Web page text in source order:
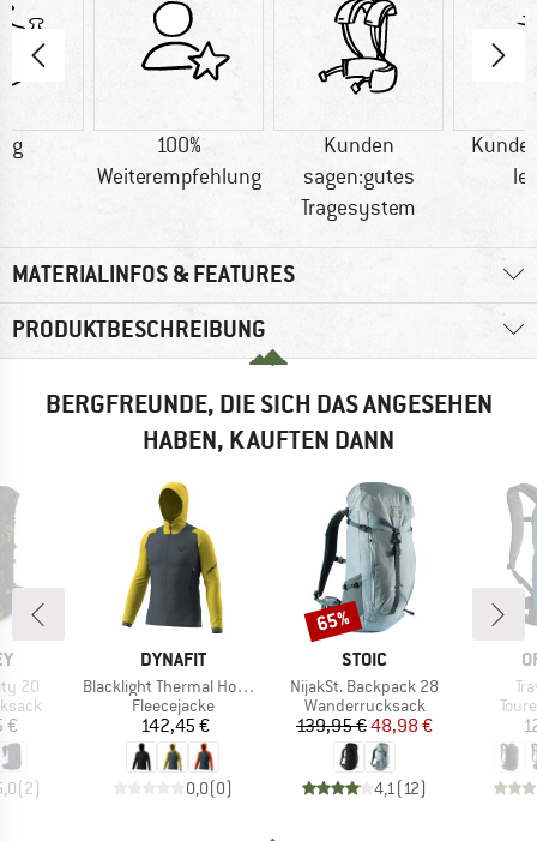
g
100%
Weiterempfehlung
Kunden
sagen:gutes
Tragesystem
MATERIALINFOS & FEATURES
PRODUKTBESCHREIBUNG
BERGFREUNDE, DIE SICH DAS ANGESEHEN
HABEN, KAUFTEN DANN
20
€
(2)
MARKE
DYNAFIT
Artikel
Blacklight Thermal Hooded Jacket
Produktgruppe
Fleecejacke
Preis
142,45 €
0,0(0)
MARKE
STOIC
Artikel
NijakSt. Backpack 28
Produktgruppe
Wanderrucksack
Preis
139,95 €reduzierter Preis
48,98 €
4,1 (12)
Rabatt
65%